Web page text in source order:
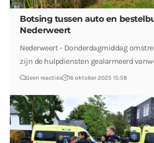
Botsing tussen auto en
Nederweert
Nederweert - Donderdagmiddag
zijn de hulpdiensten gealarmeerd
Geen reacties 16 oktober 2025 15:58